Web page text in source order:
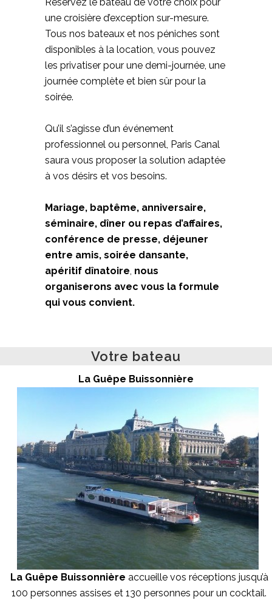
Réservez le bateau de votre choix pour
une croisière d’exception sur-mesure.
Tous nos bateaux et nos péniches sont
disponibles à la location, vous pouvez
les privatiser pour une demi-journée, une
journée complète et bien sûr pour la
soirée.
Qu’il s’agisse d’un événement
professionnel ou personnel, Paris Canal
saura vous proposer la solution adaptée
à vos désirs et vos besoins.
Mariage, baptême, anniversaire,
séminaire, dîner ou repas d’affaires,
conférence de presse, déjeuner
entre amis, soirée dansante,
apéritif dînatoire, nous
organiserons avec vous la formule
qui vous convient.
Votre bateau
La Guêpe Buissonnière
La Guêpe Buissonnière accueille vos réceptions jusqu’à
100 personnes assises et 130 personnes pour un cocktail.